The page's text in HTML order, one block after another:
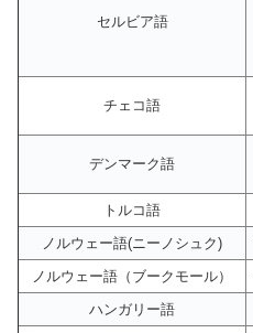
セルビア語
チェコ語
デンマーク語
トルコ語
ノルウェー語(ニーノシュク)
ノルウェー語（ブークモール）
ハンガリー語